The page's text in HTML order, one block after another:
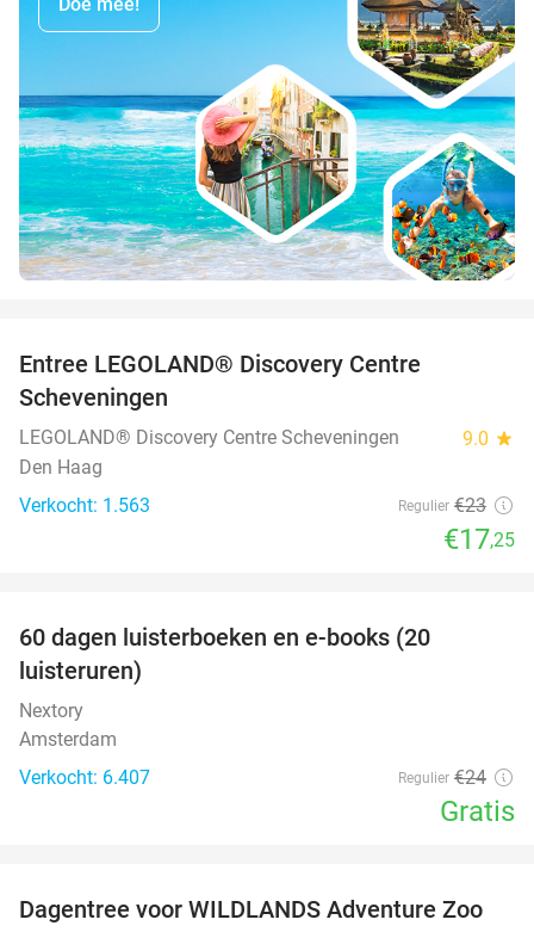
Entree LEGOLAND® Discovery Centre
Scheveningen
LEGOLAND® Discovery Centre Scheveningen 9.0 star
Den Haag
Verkocht: 1.563
Regulier €23
€17,25
60 dagen luisterboeken en e-books (20
luisteruren)
Nextory
Amsterdam
Verkocht: 6.407
Regulier €24
Gratis
24%
Dagentree voor WILDLANDS Adventure Zoo